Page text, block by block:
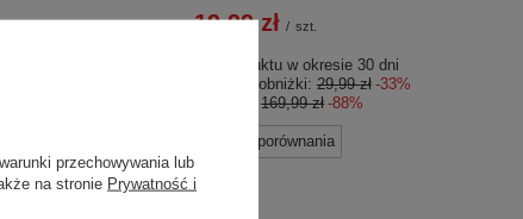
19,99 zł / szt.
Najniższa cena produktu w okresie 30 dni
przed wprowadzeniem obniżki:29,99 zł -33%
Cena regularna:169,99 zł -88%
+ Dodaj do porównania
przechowywania lub
na stronie Prywatność i